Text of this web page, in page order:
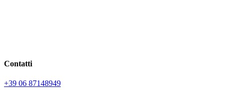
Contatti
+39 06 87148949